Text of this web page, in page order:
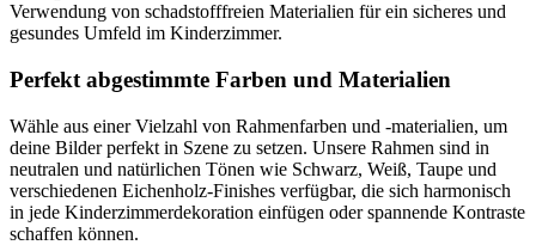
Verwendung von schadstofffreien Materialien für ein sicheres und
gesundes Umfeld im Kinderzimmer.
Perfekt abgestimmte Farben und Materialien
Wähle aus einer Vielzahl von Rahmenfarben und -materialien, um
deine Bilder perfekt in Szene zu setzen. Unsere Rahmen sind in
neutralen und natürlichen Tönen wie Schwarz, Weiß, Taupe und
verschiedenen Eichenholz-Finishes verfügbar, die sich harmonisch
in jede Kinderzimmerdekoration einfügen oder spannende Kontraste
schaffen können.